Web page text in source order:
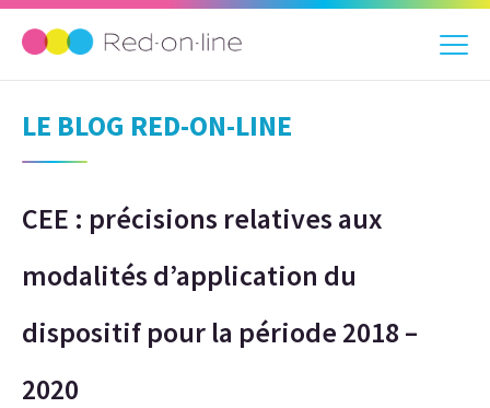
LE BLOG RED-ON-LINE
CEE : précisions relatives aux
modalités d’application du
dispositif pour la période 2018 –
2020